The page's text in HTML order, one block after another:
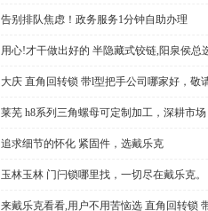
告别排队焦虑！政务服务1分钟自助办理
用心!才干做出好的 半隐藏式铰链,阳泉侯总
大庆 直角回转锁 带l型把手公司哪家好，敬
莱芜 h8系列三角螺母可定制加工，深耕市场
追求细节的怀化 紧固件，选戴乐克
玉林玉林 门闩锁哪里找，一切尽在戴乐克。
来戴乐克看看,用户不用苦恼选 直角回转锁